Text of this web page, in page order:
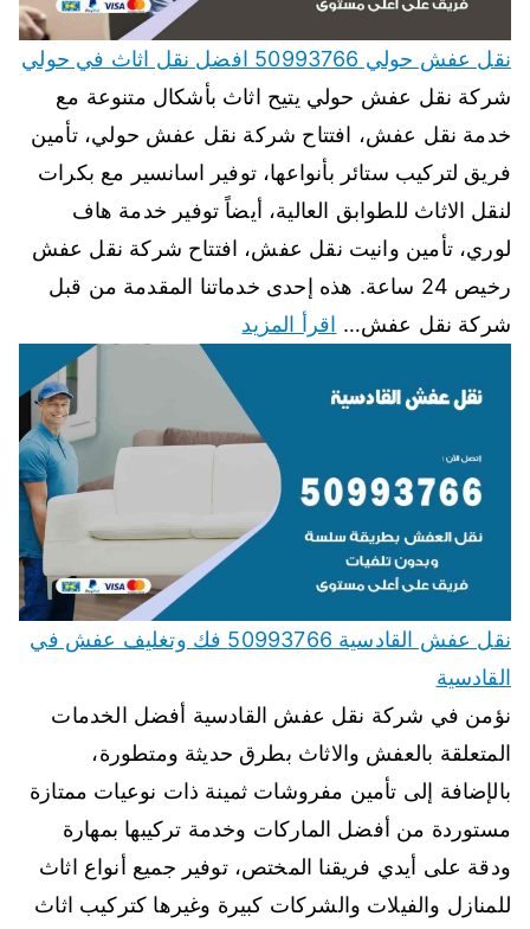
نقل عفش حولي 50993766 افضل نقل اثاث في حولي
شركة نقل عفش حولي يتيح اثاث بأشكال متنوعة مع
خدمة نقل عفش، افتتاح شركة نقل عفش حولي، تأمين
فريق لتركيب ستائر بأنواعها، توفير اسانسير مع بكرات
لنقل الاثاث للطوابق العالية، أيضاً توفير خدمة هاف
لوري، تأمين وانيت نقل عفش، افتتاح شركة نقل عفش
رخيص 24 ساعة. هذه إحدى خدماتنا المقدمة من قبل
شركة نقل عفش… اقرأ المزيد
نقل عفش القادسية 50993766 فك وتغليف عفش في
القادسية
نؤمن في شركة نقل عفش القادسية أفضل الخدمات
المتعلقة بالعفش والاثاث بطرق حديثة ومتطورة،
بالإضافة إلى تأمين مفروشات ثمينة ذات نوعيات ممتازة
مستوردة من أفضل الماركات وخدمة تركيبها بمهارة
ودقة على أيدي فريقنا المختص، توفير جميع أنواع اثاث
للمنازل والفيلات والشركات كبيرة وغيرها كتركيب اثاث